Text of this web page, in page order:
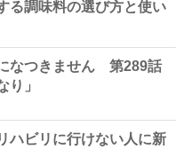
る調味料の選び方と使い
なつきません 第289話
り」
ハビリに行けない人に新